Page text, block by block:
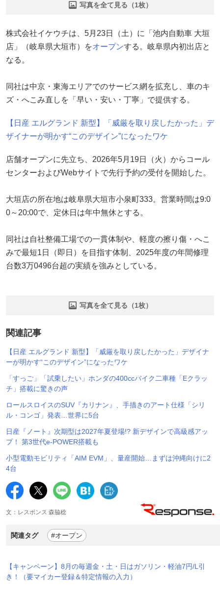
写真を全て見る（1枚）
株式会社イケウチは、5月23日（土）に「池内自動車 大垣
店」（岐阜県大垣市）をオープンする。岐阜県内初出店と
なる。
同社は中京・東海エリアでのサービス網を拡充し、車のキ
ズ・へこみ直しを「早い・安い・丁寧」で提供する。
【日産 エルグランド 新型】「威厳を取り戻したかった」デ
ザイナーが明かす“このデザイン”になったワケ
店舗オープンに先立ち、2026年5月19日（火）からコール
センターおよびWebサイトで先行予約の受付を開始した。
大垣店の所在地は岐阜県大垣市小泉町333。営業時間は9:0
0～20:00で、定休日は年中無休とする。
同社は自社整備工場での一貫体制や、軽度の擦り傷・へこ
みで最短1日（即日）を目指す体制、2025年度の年間修理
台数3万0496台超の実績を強みとしている。
写真を全て見る（1枚）
関連記事
【日産 エルグランド 新型】「威厳を取り戻したかった」デザイナ
ーが明かす“このデザイン”になったワケ
「すっご」「試乗したい」ホンダの400ccバイク二車種「Eクラッ
チ」搭載に驚きの声
ロールスロイスのSUV『カリナン』、手描きのアート仕様「シリ
ル・コンゴ」発表…世界に5台
日産『ノート』次期型は2027年夏登場!? 新デザインで高級感アッ
プ！ 第3世代e-POWER搭載も
小型電動モビリティ「AIM EVM」、量産開始…まずは沖縄向けに2
4台
文：レスポンス 森脇稔
関連タグ #オープン
【キャンペーン】8月の毎週金・土・日はガソリン・軽油7円/L引
き！（要マイカー登録＆特定情報の入力）